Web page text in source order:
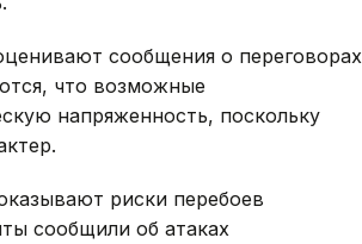
сообщения о переговорах
что возможные
напряженность, поскольку
риски перебоев
сообщили об атаках